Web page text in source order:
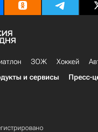
ЗОЖ Хоккей
и сервисы Пресс-